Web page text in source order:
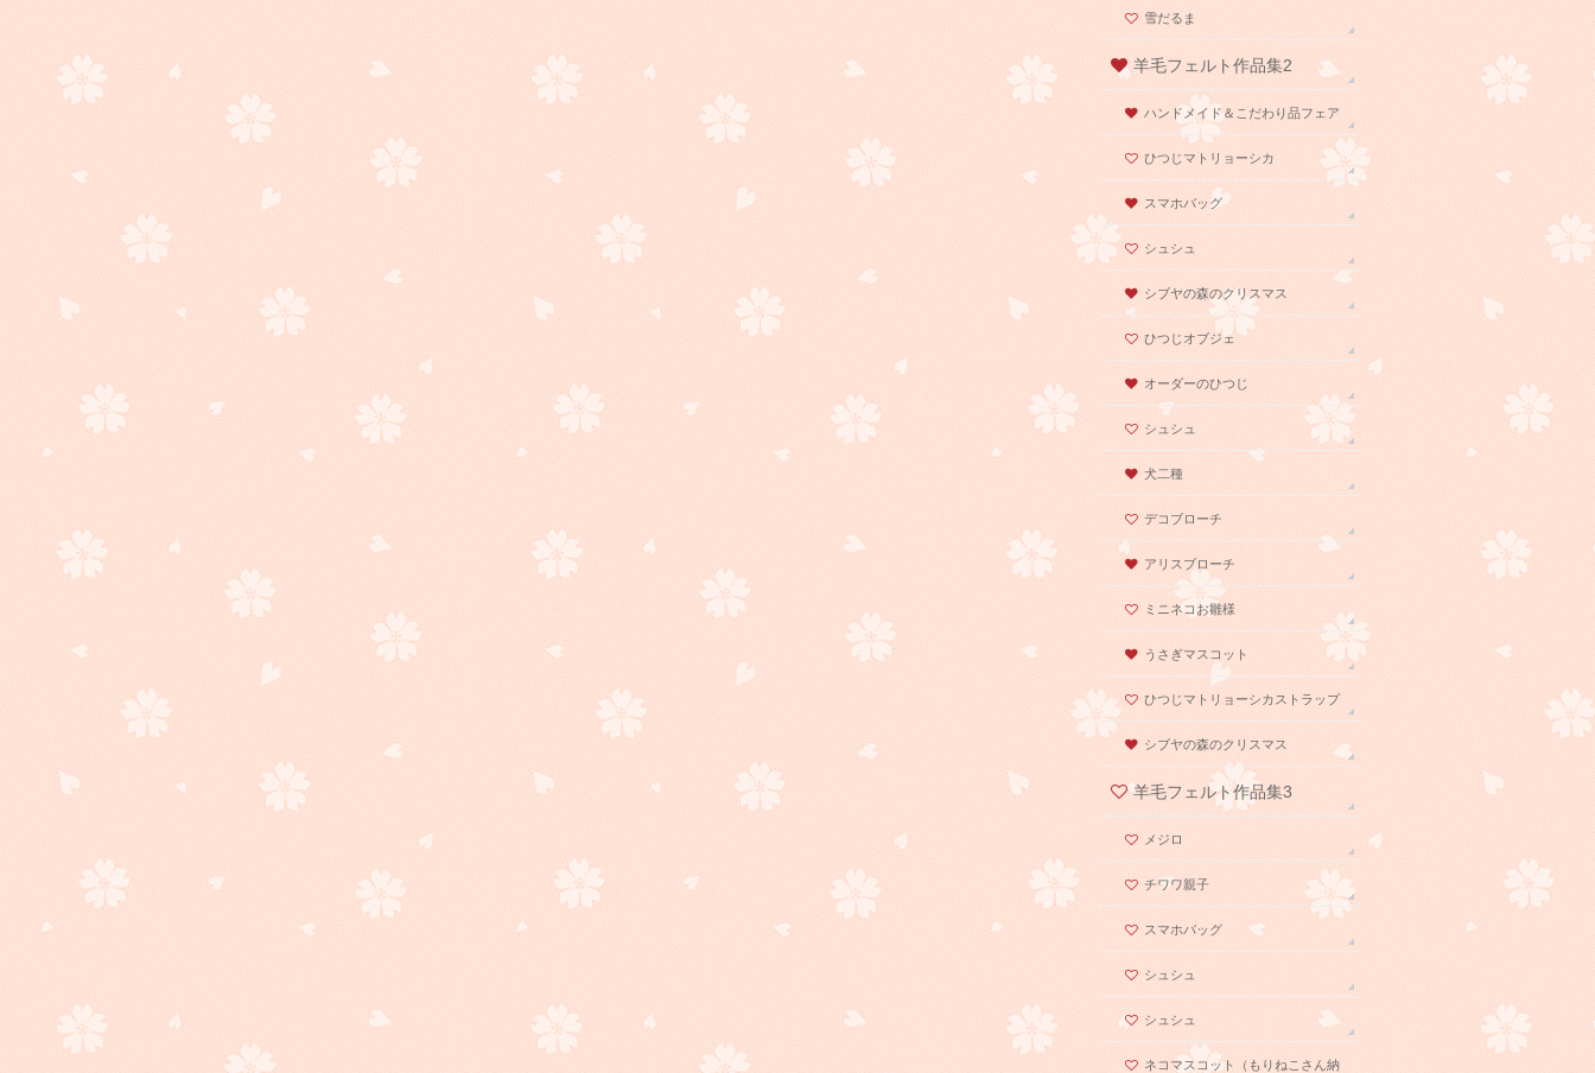
雪だるま
羊毛フェルト作品集2
ハンドメイド＆こだわり品フェア
ひつじマトリョーシカ
スマホバッグ
シュシュ
シブヤの森のクリスマス
ひつじオブジェ
オーダーのひつじ
シュシュ
犬二種
デコブローチ
アリスブローチ
ミニネコお雛様
うさぎマスコット
ひつじマトリョーシカストラップ
シブヤの森のクリスマス
羊毛フェルト作品集3
メジロ
チワワ親子
スマホバッグ
シュシュ
シュシュ
ネコマスコット（もりねこさん納